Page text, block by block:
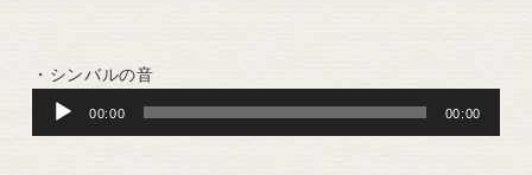
・シンバルの音
Audio
Player
00:00 00:00